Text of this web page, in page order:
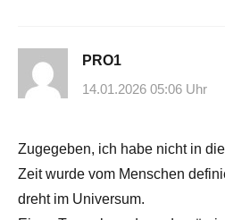
PRO1
14.01.2026 05:06 Uhr
Zugegeben, ich habe nicht in
Zeit wurde vom Menschen
dreht im Universum.